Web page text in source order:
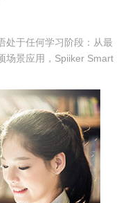
处于任何学习阶段：从最
场景应用，Spiiker Smart